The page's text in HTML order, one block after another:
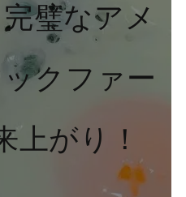
璧なアメ
クファー
上がり！